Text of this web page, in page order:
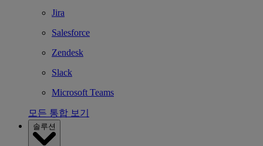
Jira
Salesforce
Zendesk
Slack
Microsoft Teams
모든 통합 보기
솔루션